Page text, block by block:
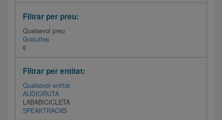
Filtrar per preu:
Qualsevol preu
Gratuïtes
€
Filtrar per entitat:
Qualsevol entitat
AUDIORUTA
LABABICICLETA
SPEAKTRACKS